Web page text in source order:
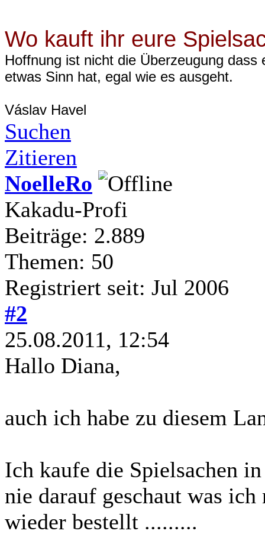
Wo kauft ihr eure
Hoffnung ist nicht die Überzeugung
etwas Sinn hat, egal wie es ausgeht.
Váslav Havel
Suchen
Zitieren
NoelleRo
Kakadu-Profi
Beiträge: 2.889
Themen: 50
Registriert seit: Jul 2006
#2
25.08.2011, 12:54
Hallo Diana,
auch ich habe zu diesem
Ich kaufe die Spielsachen
nie darauf geschaut was ich
wieder bestellt .........